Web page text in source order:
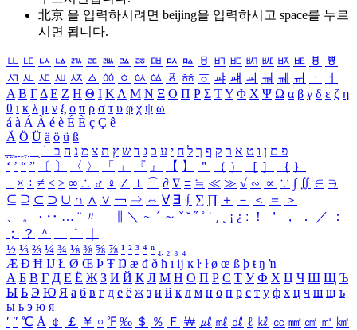
北京 을 입력하시려면 beijing을 입력하시고 space를 누르
시면 됩니다.
ㅥ ㅦ ㅧ ㅨ ㅩ ㅪ ㅫ ㅬ ㅭ ㅮ ㅯ ㅰ ㅱ ㅲ ㅳ ㅴ ㅵ ㅶ ㅷ ㅸ
ㅹ
ㅺ ㅻ ㅼ ㅽ ㅾ ㅿ ㆀ ㆁ ㆂ ㆃ ㆄ ㆅ ㆆ ㆇ ㆈ ㆉ ㆊ ㆋ ㆌ ㆍ
ㆎ
Α Β ΓΔ Ε Ζ Η Θ Ι ΚΛ Μ Ν Ξ Ο Π Ρ Σ ΤΥ Φ Χ Ψ Ω α β γ δ ε ζ η
θ ι κ λ μ ν ξ ο π ρ σ τ υ φ χ ψ ω
á à Á À é è É È ç Ç ê
Ä Ö Ü ä ö ü ß
ִֶֹ ֻּ ׁׂ פ ם ן ו ט א ר ק ף ך ל ח י ע כ ג ד ש ץ ת צ מ נ ה ב
‘ ’ “ ” 〔 〕 〈 〉 「 」 『 』 【 】 ＂ （ ） ［ ］ ｛ ｝
± × ÷ ≠ ≤ ≥ ∞ ∴ ♂ ♀ ∠ ⊥ ⌒ ∂ ∇ ≡ ≒ ≪ ≫ √ ∽ ∝ ∵ ∫ ∬ ∈ ∋
⊆ ⊇ ⊂ ⊃ ∪ ∩ ∧ ∨ ￢ ⇒ ⇔ ∀ ∃ ∮ ∑ ∏ ＋ － ＜ ＝
＞
、
。 · ‥ … ¨ 〃 ― ＼ ∼ ´ ～ ˇ ˘ ˝ ˚ ˙ ¸ ¡ ¿ ː ！ ＇ ， ． ／
：
；
？ ＾ ｀
½ ⅓ ⅔ ¼ ¾ ⅛ ⅜ ⅝ ⅞ ¹ ² ³ ⁴ ⁿ ₁ ₂ ₃ ₄
Æ Ð Ħ Ĳ Ł Ø Œ Þ Ŧ Ŋ æ đ ð ħ ı ĳ ĸ ŀ ł ø œ ß þ ŧ ŋ ŉ
А Б В Г Д Е Ё Ж З И Й К Л М Н О П Р С Т У Ф Х Ц Ч Ш Щ Ъ
Ы Ь Э Ю Я а б в г д е ё ж з и й к л м н о п р с т у ф х ц ч ш щ ъ
ы ь э ю я
′ ″ ℃ Å ￠ ￡ ￥ ¤ ℉ ‰ ＄ ％ Ｆ ￦ ㎕ ㎖ ㎗ ℓ ㎘ ㏄ ㎣ ㎤ ㎥ ㎦